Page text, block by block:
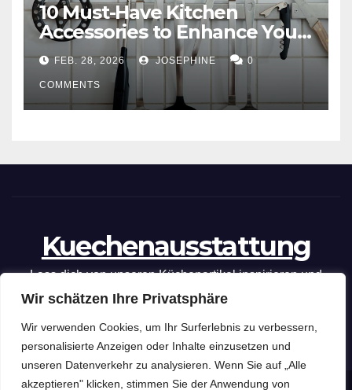
Wir schätzen Ihre Privatsphäre
Wir verwenden Cookies, um Ihr Surferlebnis zu verbessern,
personalisierte Anzeigen oder Inhalte einzusetzen und
unseren Datenverkehr zu analysieren. Wenn Sie auf „Alle
akzeptieren" klicken, stimmen Sie der Anwendung von
10 Must-Have Kitchen
Accessories to Enhance Your
Cooking Efficiency
FEB. 28, 2026 JOSEPHINE 0
COMMENTS
Kuechenausstattung
Lass dich von unseren Küchenartikel inspirieren und
optimiere deine kulinarischen Fähigkeiten mit unseren
praktischen Tipps und Tricks.